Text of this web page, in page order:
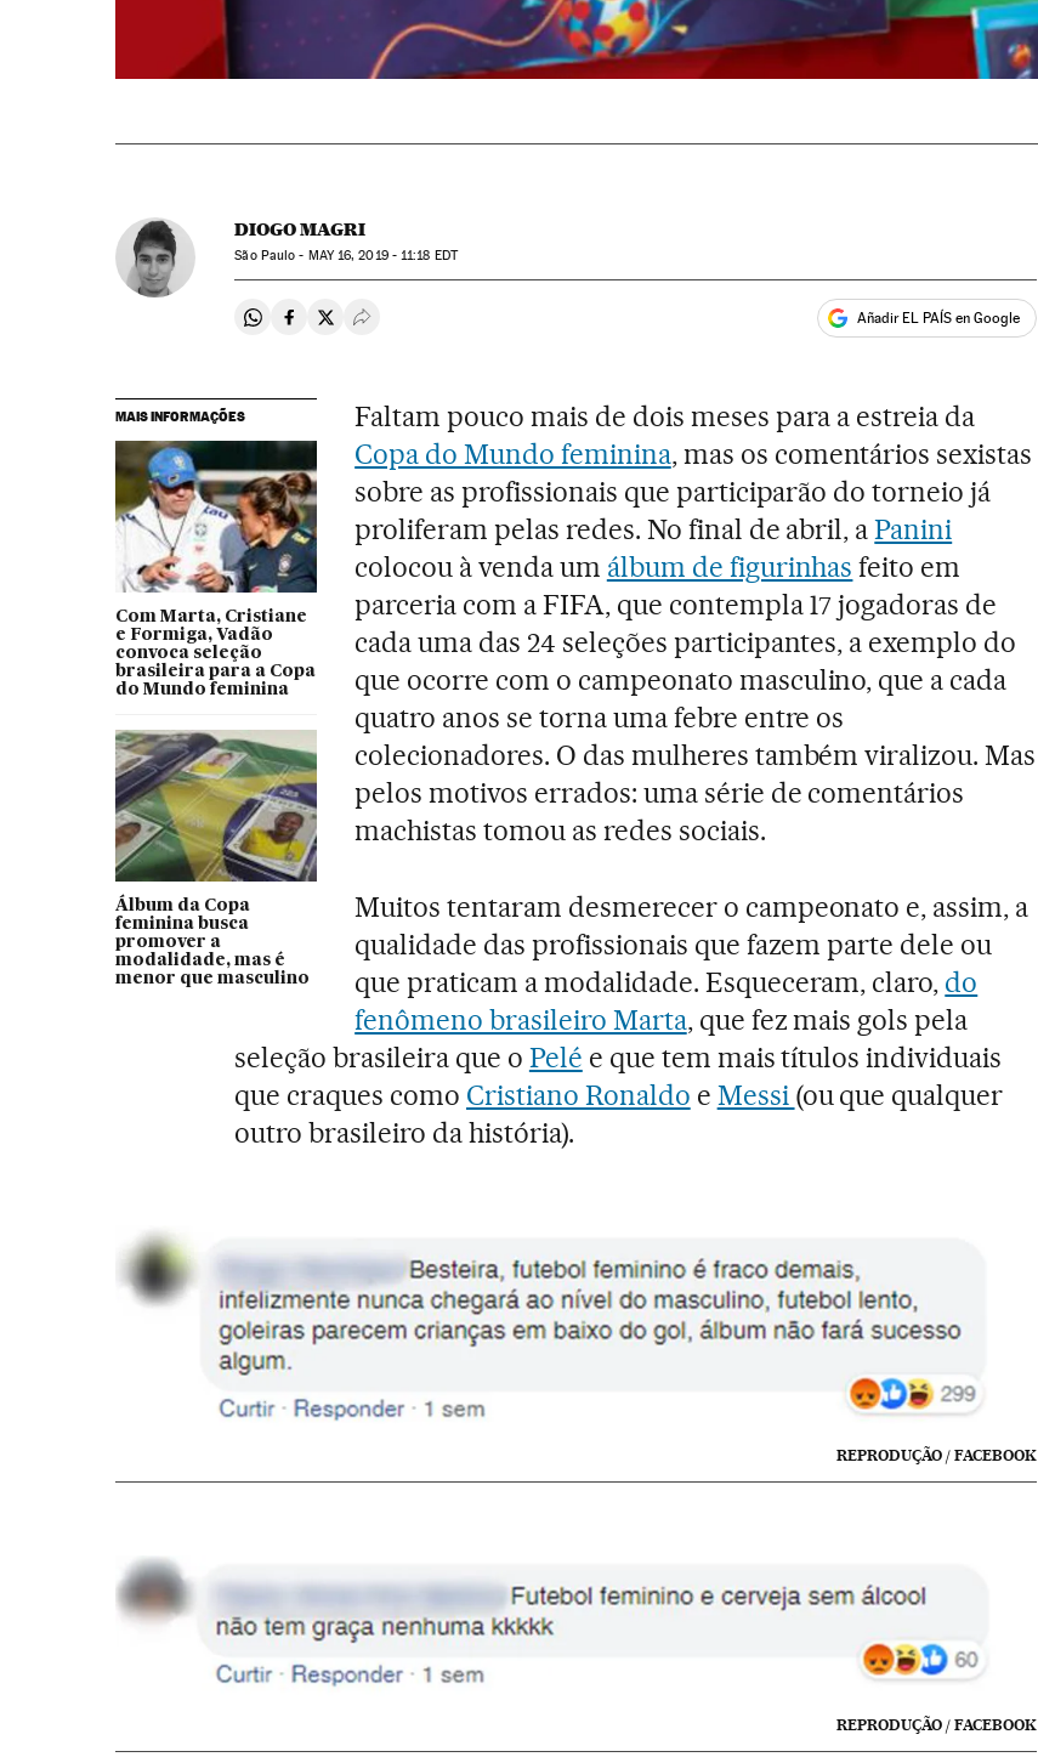
DIOGO MAGRI
São Paulo - MAY16, 2019 - 11:18 EDT
Compartir en Whatsapp
Compartir en Facebook
Compartir en Twitter
Desplegar Redes Sociales Añadir EL PAÍS en Google
MAIS INFORMAÇÕES
Com Marta, Cristiane
e Formiga, Vadão
convoca seleção
brasileira para a Copa
do Mundo feminina
Álbum da Copa
feminina busca
promover a
modalidade, mas é
menor que masculino
Faltam pouco mais de dois meses para a estreia da
Copa do Mundo feminina, mas os comentários sexistas
sobre as profissionais que participarão do torneio já
proliferam pelas redes. No final de abril, aPanini
colocou à venda um álbum de figurinhas feito em
parceria com a FIFA, que contempla 17 jogadoras de
cada uma das 24 seleções participantes, a exemplo do
que ocorre com o campeonato masculino, que a cada
quatro anos se torna uma febre entre os
colecionadores. O das mulheres também viralizou. Mas
pelos motivos errados: uma série de comentários
machistas tomou as redes sociais.
Muitos tentaram desmerecer o campeonato e, assim, a
qualidade das profissionais que fazem parte dele ou
que praticam a modalidade. Esqueceram, claro, do
fenômeno brasileiro Marta, que fez mais gols pela
seleção brasileira que o Pelé e que tem mais títulos individuais
que craques como Cristiano Ronaldo e Messi (ou que qualquer
outro brasileiro da história).
REPRODUÇÃO / FACEBOOK
REPRODUÇÃO / FACEBOOK